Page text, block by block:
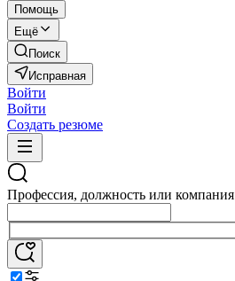
Помощь
Ещё
Поиск
Исправная
Войти
Войти
Создать резюме
Профессия, должность или компания